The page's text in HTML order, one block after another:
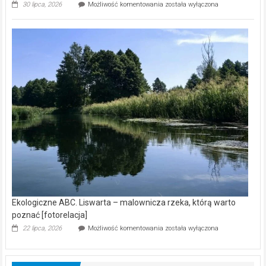
30 lipca, 2026 Możliwość komentowania Ekologiczne
kamerą
wśród
została wyłączona
Ekologiczne ABC. Liswarta – malownicza rzeka, którą warto
poznać [fotorelacja]
22 lipca, 2026 Możliwość komentowania Ekologiczne
–
została wyłączona